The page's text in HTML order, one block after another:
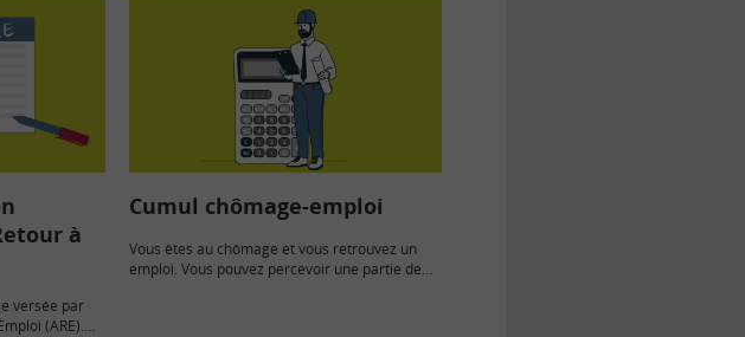
à
versée par
(ARE).
Cumul chômage-emploi
Vous êtes au chômage et vous retrouvez un
emploi. Vous pouvez percevoir une partie de